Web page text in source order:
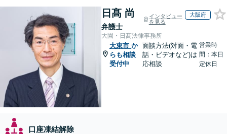
日髙 尚
弁護士
インタビュー
を見る
大阪府
大園・日髙法律事務所
大東市 か
らも相談
受付中
面談方法(対面・電
話・ビデオなど)は
応相談
営業時
間：本日
定休日
口座凍結解除